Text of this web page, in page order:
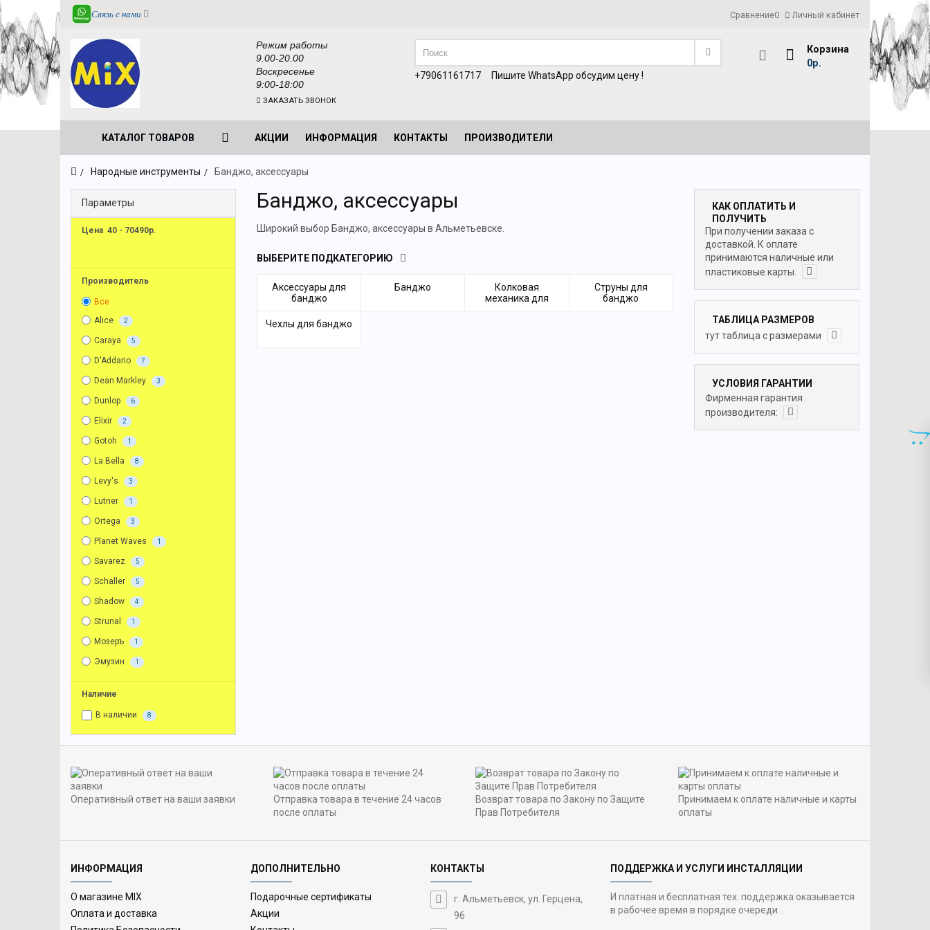
Связь с нами Сравнение0 Личный кабинет
Корзина
0р.
Режим работы
9.00-20.00
Воскресенье
9:00-18:00
ЗАКАЗАТЬ ЗВОНОК
+79061161717 Пишите WhatsApp обсудим цену !
КАТАЛОГ ТОВАРОВ АКЦИИ ИНФОРМАЦИЯ КОНТАКТЫ ПРОИЗВОДИТЕЛИ
Народные инструменты Банджо, аксессуары
Параметры
Цена 40 - 70490р.
Производитель
Все
Alice
2
Caraya 5
D'Addario 7
Dean Markley 3
Dunlop 6
Elixir 2
Gotoh 1
La Bella 8
Levy's 3
Lutner 1
Ortega 3
Planet Waves 1
Savarez 5
Schaller 5
Shadow 4
Strunal 1
Мозеръ 1
Эмузин 1
Наличие
В наличии 8
Банджо, аксессуары
Широкий выбор Банджо, аксессуары в Альметьевске.
ВЫБЕРИТЕ ПОДКАТЕГОРИЮ
Аксессуары для
банджо
Банджо
Колковая
механика для
Струны для
банджо
Чехлы для банджо
КАК ОПЛАТИТЬ И
ПОЛУЧИТЬ
При получении заказа с
доставкой. К оплате
принимаются наличные или
пластиковые карты.
ТАБЛИЦА РАЗМЕРОВ
тут таблица с размерами
УСЛОВИЯ ГАРАНТИИ
Фирменная гарантия
производителя:
Оперативный ответ на ваши заявки
Отправка товара в течение 24 часов
после оплаты
Возврат товара по Закону по Защите
Прав Потребителя
Принимаем к оплате наличные и карты
оплаты
ИНФОРМАЦИЯ
О магазине MIX
Оплата и доставка
ДОПОЛНИТЕЛЬНО
Подарочные сертификаты
Акции
КОНТАКТЫ
г. Альметьевск, ул. Герцена,
96
ПОДДЕРЖКА И УСЛУГИ ИНСТАЛЛЯЦИИ
И платная и бесплатная тех. поддержка оказывается
в рабочее время в порядке очереди...